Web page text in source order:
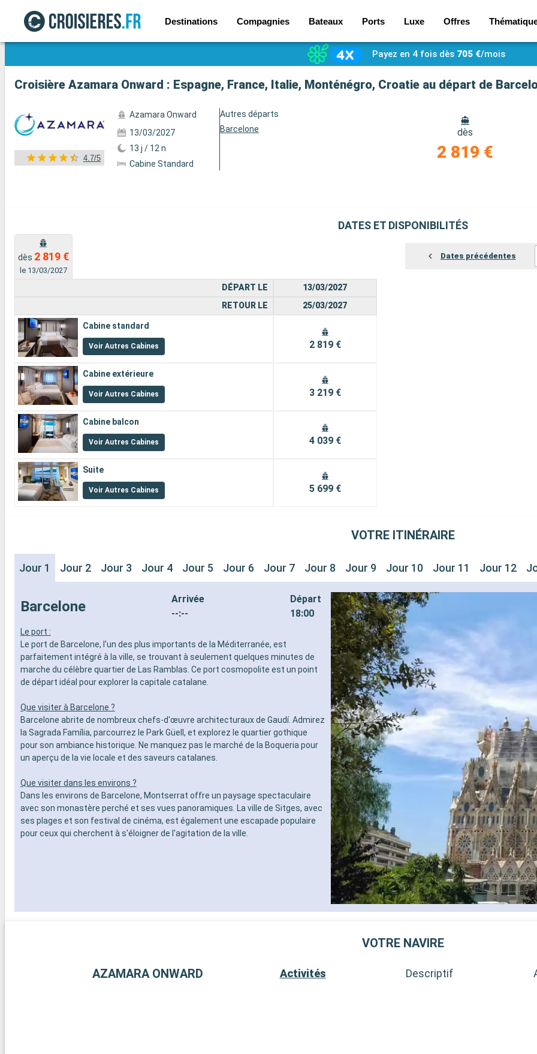
Destinations Compagnies Bateaux Ports Luxe Offres
Voir les 39 autres photos
Payez en 4 fois dès 705 €/mois
Croisière Azamara Onward : Espagne, France, Italie, Monténégro, Croatie au départ de
4.7/5
Azamara Onward
13/03/2027
13 j / 12 n
Cabine Standard
Autres départs
Barcelone
dès
2 819 €
DATES ET DISPONIBILITÉS
dès 2 819 €
le 13/03/2027
Dates précédentes
DÉPART LE
RETOUR LE
Cabine standard
Voir Autres Cabines
Cabine extérieure
Voir Autres Cabines
Cabine balcon
Voir Autres Cabines
Suite
Voir Autres Cabines
13/03/2027
25/03/2027
2 819 €
3 219 €
4 039 €
5 699 €
VOTRE ITINÉRAIRE
Jour 1 Jour 2 Jour 3 Jour 4 Jour 5 Jour 6 Jour 7 Jour 8 Jour 9 Jour 10 Jour 11 Jour 12
Barcelone
Arrivée
--:--
Départ
18:00
Le port :
Le port de Barcelone, l'un des plus importants de la Méditerranée, est
parfaitement intégré à la ville, se trouvant à seulement quelques minutes de
marche du célèbre quartier de Las Ramblas. Ce port cosmopolite est un point
de départ idéal pour explorer la capitale catalane.
Que visiter à Barcelone ?
Barcelone abrite de nombreux chefs-d'œuvre architecturaux de Gaudí. Admirez
la Sagrada Família, parcourrez le Park Güell, et explorez le quartier gothique
pour son ambiance historique. Ne manquez pas le marché de la Boqueria pour
un aperçu de la vie locale et des saveurs catalanes.
Que visiter dans les environs ?
Dans les environs de Barcelone, Montserrat offre un paysage spectaculaire
avec son monastère perché et ses vues panoramiques. La ville de Sitges, avec
ses plages et son festival de cinéma, est également une escapade populaire
pour ceux qui cherchent à s'éloigner de l'agitation de la ville.
VOTRE NAVIRE
AZAMARA ONWARD Activités Descriptif